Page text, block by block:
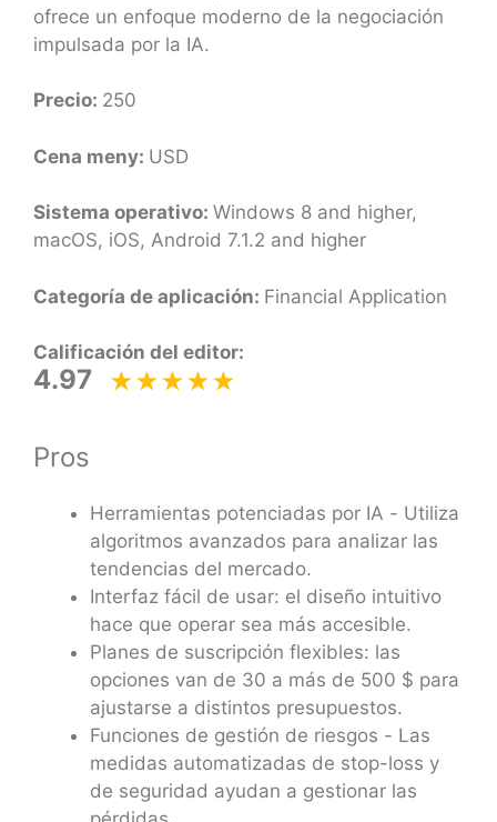
ofrece un enfoque moderno de la negociación
impulsada por la IA.
Precio: 250
Cena meny: USD
Sistema operativo: Windows 8 and higher,
macOS, iOS, Android 7.1.2 and higher
Categoría de aplicación: Financial Application
Calificación del editor:
4.97
Pros
Herramientas potenciadas por IA - Utiliza
algoritmos avanzados para analizar las
tendencias del mercado.
Interfaz fácil de usar: el diseño intuitivo
hace que operar sea más accesible.
Planes de suscripción flexibles: las
opciones van de 30 a más de 500 $ para
ajustarse a distintos presupuestos.
Funciones de gestión de riesgos - Las
medidas automatizadas de stop-loss y
de seguridad ayudan a gestionar las